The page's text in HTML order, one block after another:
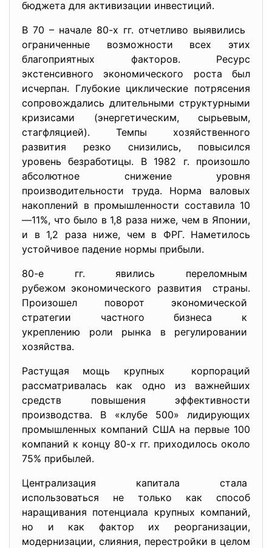
бюджета для активизации инвестиций.
В 70 – начале 80-х гг. отчетливо выявились
ограниченные возможности всех этих
благоприятных факторов. Ресурс
экстенсивного экономического роста был
исчерпан. Глубокие циклические потрясения
сопровождались длительными структурными
кризисами (энергетическим, сырьевым,
стагфляцией). Темпы хозяйственного
развития резко снизились, повысился
уровень безработицы. В 1982 г. произошло
абсолютное снижение уровня
производительности труда. Норма валовых
накоплений в промышленности составила 10
—11%, что было в 1,8 раза ниже, чем в Японии,
и в 1,2 раза ниже, чем в ФРГ. Наметилось
устойчивое падение нормы прибыли.
80-е гг. явились переломным
рубежом экономического развития страны.
Произошел поворот экономической
стратегии частного бизнеса к
укреплению роли рынка в регулировании
хозяйства.
Растущая мощь крупных корпораций
рассматривалась как одно из важнейших
средств повышения эффективности
производства. В «клубе 500» лидирующих
промышленных компаний США на первые 100
компаний к концу 80-х гг. приходилось около
75% прибылей.
Централизация капитала стала
использоваться не только как способ
наращивания потенциала крупных компаний,
но и как фактор их реорганизации,
модернизации, слияния, перестройки в целом